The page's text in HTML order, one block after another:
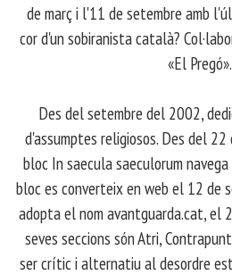
de març i l'11 de setembre amb
cor d'un sobiranista català?
«El Pregó».
Des del setembre del 2002,
d'assumptes religiosos. Des del
bloc In saecula saeculorum
bloc es converteix en web el 12 de
adopta el nom avantguarda.cat, el
seves seccions són Atri,
ser crític i alternatiu al desordre